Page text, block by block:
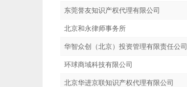
东莞誉友知识产权代理有限公司
北京和永律师事务所
华智众创（北京）投资管理有限责任公司
环球商域科技有限公司
北京华进京联知识产权代理有限公司